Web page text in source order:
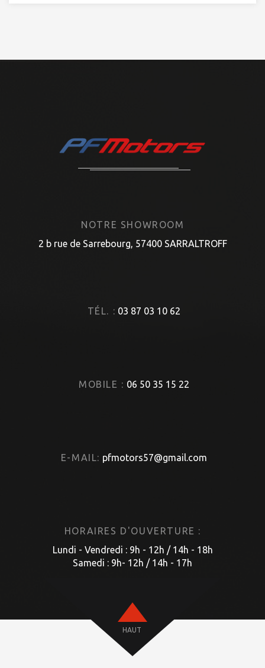
NOTRE SHOWROOM
2 b rue de Sarrebourg, 57400 SARRALTROFF
TÉL. : 03 87 03 10 62
MOBILE : 06 50 35 15 22
E-MAIL: pfmotors57@gmail.com
HORAIRES D'OUVERTURE :
Lundi - Vendredi : 9h - 12h / 14h - 18h
Samedi : 9h- 12h / 14h - 17h
HAUT